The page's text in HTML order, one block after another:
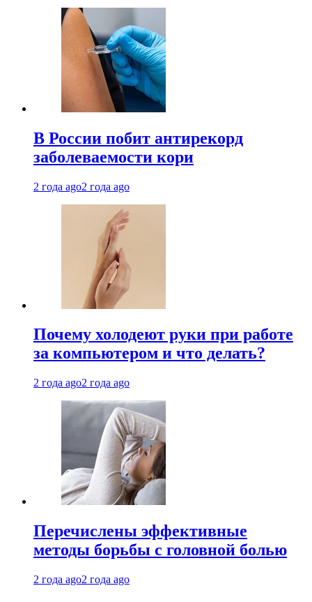
В России побит антирекорд
заболеваемости кори
2 года ago2 года ago
Почему холодеют руки при работе
за компьютером и что делать?
2 года ago2 года ago
Перечислены эффективные
методы борьбы с головной болью
2 года ago2 года ago